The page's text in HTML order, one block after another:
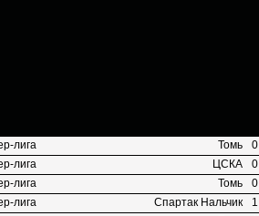
лига Томь 0
лига ЦСКА 0
лига Томь 0
лига Спартак Нальчик 1